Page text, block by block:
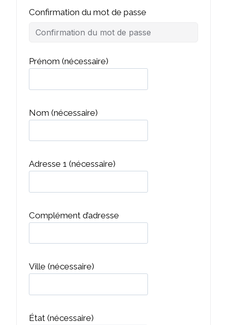
Confirmation du mot de passe
Prénom (nécessaire)
Nom (nécessaire)
Adresse 1 (nécessaire)
Complément d’adresse
Ville (nécessaire)
État (nécessaire)